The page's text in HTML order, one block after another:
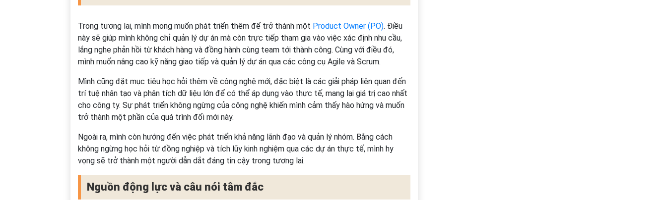
Trong tương lai, mình mong muốn phát triển thêm để trở thành một Product Owner (PO). Điều
này sẽ giúp mình không chỉ quản lý dự án mà còn trực tiếp tham gia vào việc xác định nhu cầu,
lắng nghe phản hồi từ khách hàng và đồng hành cùng team tới thành công. Cùng với điều đó,
mình muốn nâng cao kỹ năng giao tiếp và quản lý dự án qua các công cụ Agile và Scrum.
Mình cũng đặt mục tiêu học hỏi thêm về công nghệ mới, đặc biệt là các giải pháp liên quan đến
trí tuệ nhân tạo và phân tích dữ liệu lớn để có thể áp dụng vào thực tế, mang lại giá trị cao nhất
cho công ty. Sự phát triển không ngừng của công nghệ khiến mình cảm thấy hào hứng và muốn
trở thành một phần của quá trình đổi mới này.
Ngoài ra, mình còn hướng đến việc phát triển khả năng lãnh đạo và quản lý nhóm. Bằng cách
không ngừng học hỏi từ đồng nghiệp và tích lũy kinh nghiệm qua các dự án thực tế, mình hy
vọng sẽ trở thành một người dẫn dắt đáng tin cậy trong tương lai.
Nguồn động lực và câu nói tâm đắc